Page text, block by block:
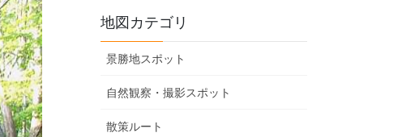
地図カテゴリ
景勝地スポット
自然観察・撮影スポット
散策ルート